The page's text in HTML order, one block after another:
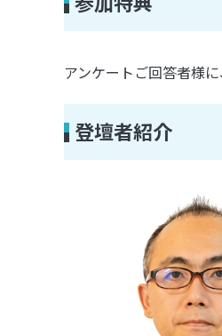
アンケートご回答者様
登壇者紹介